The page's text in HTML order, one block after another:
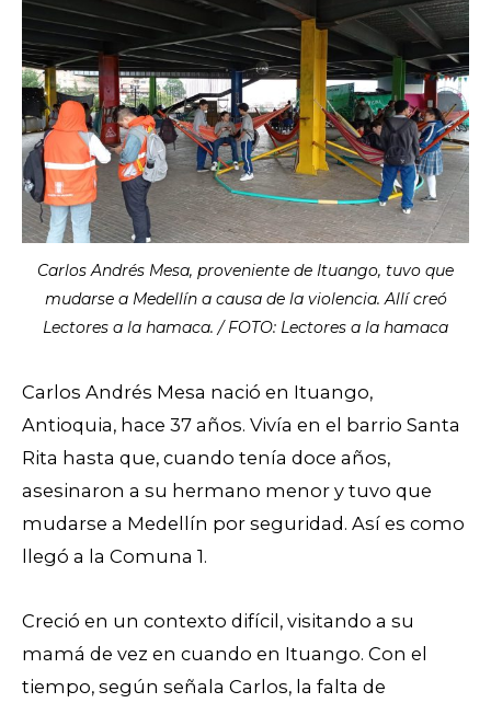
Carlos Andrés Mesa, proveniente de Ituango, tuvo que
mudarse a Medellín a causa de la violencia. Allí creó
Lectores a la hamaca. / FOTO: Lectores a la hamaca
Carlos Andrés Mesa nació en Ituango,
Antioquia, hace 37 años. Vivía en el barrio Santa
Rita hasta que, cuando tenía doce años,
asesinaron a su hermano menor y tuvo que
mudarse a Medellín por seguridad. Así es como
llegó a la Comuna 1.
Creció en un contexto difícil, visitando a su
mamá de vez en cuando en Ituango. Con el
tiempo, según señala Carlos, la falta de